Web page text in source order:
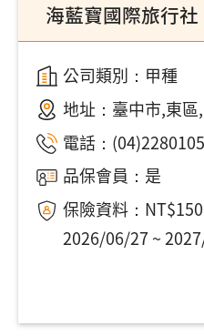
海藍寶國際旅行社
公司類別：甲種
地址： 臺中市,東
電話：
品保會員：是
保險資料：
2026/06/27 ~